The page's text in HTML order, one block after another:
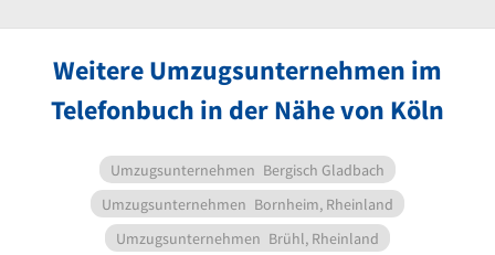
Weitere Umzugsunternehmen im
Telefonbuch in der Nähe von Köln
Umzugsunternehmen Bergisch Gladbach
Umzugsunternehmen Bornheim, Rheinland
Umzugsunternehmen Brühl, Rheinland